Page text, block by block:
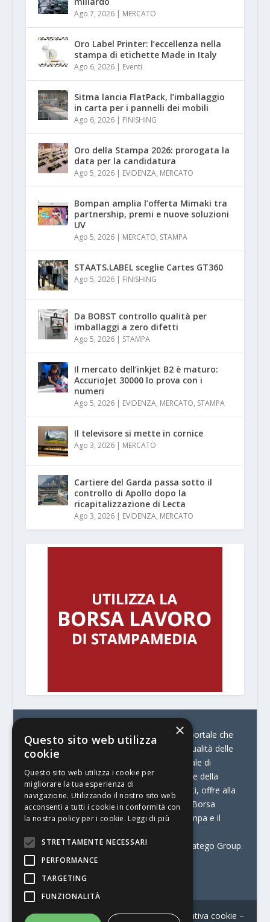
Ago 7, 2026| MERCATO
Oro Label Printer: l’eccellenza nella
stampa di etichette Made in Italy
Ago 6, 2026| Eventi
Sitma lancia FlatPack, l’imballaggio
in carta per i pannelli dei mobili
Ago 6, 2026| FINISHING
Oro della Stampa 2026: prorogata la
data per la candidatura
Ago 5, 2026| EVIDENZA, MERCATO
Bompan amplia l’offerta Mimaki tra
partnership, premi e nuove soluzioni
UV
Ago 5, 2026| MERCATO, STAMPA
STAATS.LABEL sceglie Cartes GT360
Ago 5, 2026| FINISHING
Da BOBST controllo qualità per
imballaggi a zero difetti
Ago 5, 2026| STAMPA
Il mercato dell’inkjet B2 è maturo:
AccurioJet 30000 lo prova con i
numeri
Ago 5, 2026| EVIDENZA, MERCATO, STAMPA
Il televisore si mette in cornice
Ago 3, 2026| MERCATO
Cartiere del Garda passa sotto il
controllo di Apollo dopo la
ricapitalizzazione di Lecta
Ago 3, 2026| EVIDENZA, MERCATO
© Stratego Group –
stampamedia.net è il portale che
racconta le innovazioni tecnologiche e l’attualità delle
aziende di stampa e di converting. È il portale di
riferimento per chi opera in Italia nel settore della
comunicazione stampata. Oltre ai contenuti, offre alla
propria community diversi servizi come:
la Borsa
Lavoro, la Print Connection, i Big della Stampa e il
Stampamedia.net è una delle testate di Stratego Group.
Partita IVA07921450156
Contatti–Informativa privacy–Informativa cookie –
×
Questo sito web utilizza
cookie
Questo sito web utilizza i cookie per
migliorare la tua esperienza di
navigazione. Utilizzando il nostro sito web
acconsenti a tutti i cookie in conformità con
la nostra policy per i cookie. Leggi di più
STRETTAMENTE NECESSARI
PERFORMANCE
TARGETING
FUNZIONALITÀ